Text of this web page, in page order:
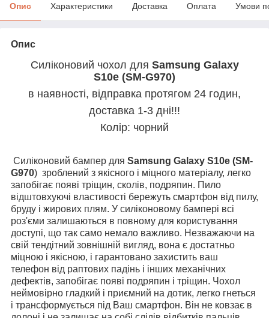
Опис Характеристики Доставка Оплата Умови
Опис
Силіконовий чохол для Samsung Galaxy
S10e (SM-G970)
в наявності, відправка протягом 24 годин,
доставка 1-3 дні!!!
Колір: чорний
Силіконовий бампер для Samsung Galaxy S10e (SM-
G970) зроблений з якісного і міцного матеріалу, легко
запобігає появі тріщин, сколів, подряпин. Пило
відштовхуючі властивості бережуть смартфон від пилу,
бруду і жирових плям. У силіконовому бампері всі
роз'єми залишаються в повному для користування
доступі, що так само немало важливо. Незважаючи на
свій тендітний зовнішній вигляд, вона є достатньо
міцною і якісною, і гарантовано захистить ваш
телефон від раптових падінь і інших механічних
дефектів, запобігає появі подряпин і тріщин. Чохол
неймовірно гладкий і приємний на дотик, легко гнеться
і трансформується під Ваш смартфон. Він не ковзає в